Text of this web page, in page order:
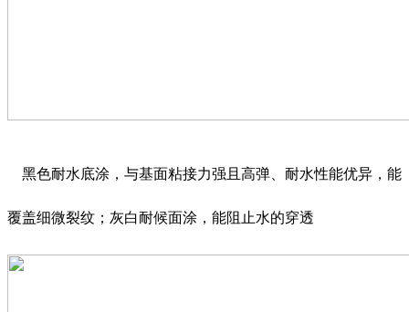
黑色耐水底涂，与基面粘接力强且高弹、耐水性能优异，能
覆盖细微裂纹；灰白耐候面涂，能阻止水的穿透